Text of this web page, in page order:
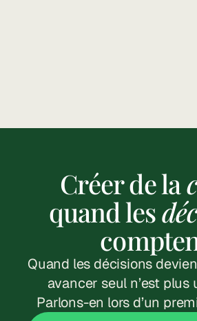
6 Jan 2026
Aides Création
Entreprise
Guide Complet
Lire l'article
Créer de la
quand les
Quand les décisions
avancer seul n’est plus
Parlons-en lors d’un